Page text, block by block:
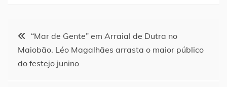
Navegação
de
“Mar de Gente” em Arraial de Dutra no
Maiobão. Léo Magalhães arrasta o maior público
do festejo junino